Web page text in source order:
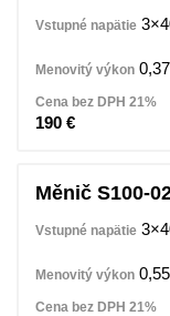
190 €
Měnič S100-